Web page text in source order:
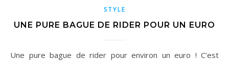
STYLE
UNE PURE BAGUE DE RIDER POUR UN EURO
Une pure bague de rider pour environ un euro ! C’est